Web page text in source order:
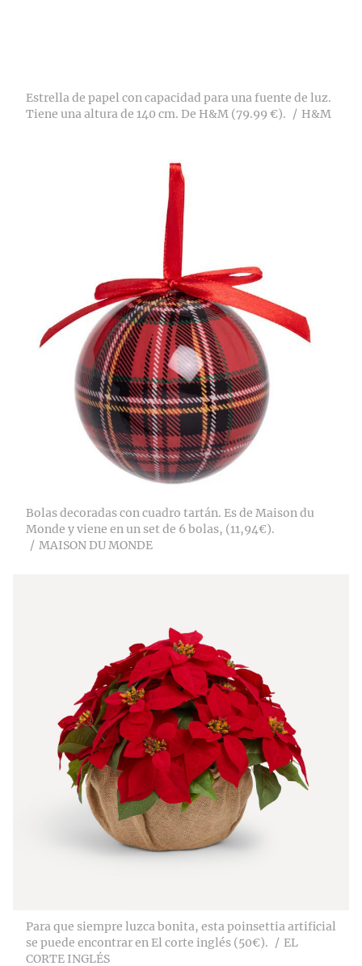
Estrella de papel con capacidad para una fuente de luz.
Tiene una altura de 140 cm. De H&M (79.99 €).
H&M
Bolas decoradas con cuadro tartán. Es de Maison du
Monde y viene en un set de 6 bolas, (11,94€).
MAISON DU MONDE
Para que siempre luzca bonita, esta poinsettia artificial
se puede encontrar en El corte inglés (50€).
EL
CORTE INGLÉS